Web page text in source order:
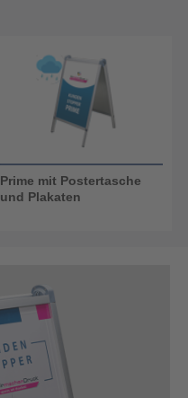
Prime mit Postertasche
und Plakaten